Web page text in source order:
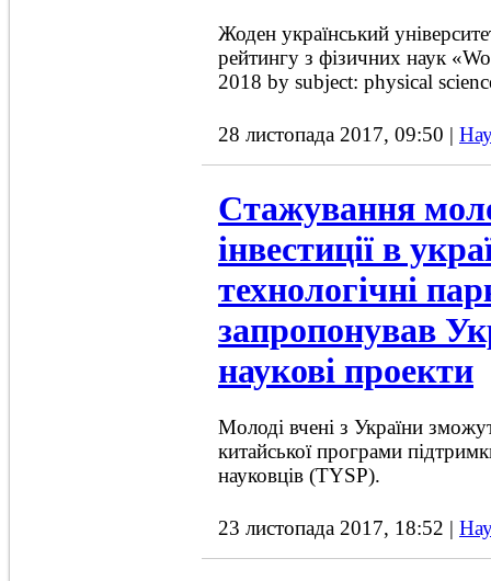
Жоден український
рейтингу з фізичних наук
2018 by subject: physical
28 листопада 2017, 09:50 |
Стажування
інвестиції в
технологічні
запропонував
наукові проекти
Молоді вчені з України
китайської програми
науковців (TYSP).
23 листопада 2017, 18:52 |